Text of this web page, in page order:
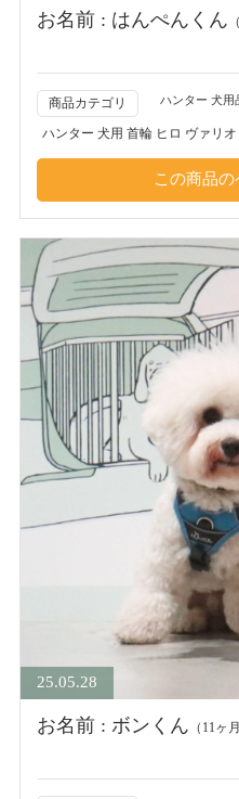
お名前 : はんぺんくん
商品カテゴリ ハンター 犬用
ハンター 犬用 首輪 ヒロ ヴァリ
25.05.28
お名前 : ボンくん （11ヶ